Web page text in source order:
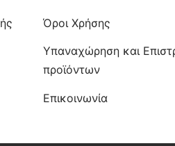
Όροι Χρήσης
Υπαναχώρηση και
προϊόντων
Επικοινωνία